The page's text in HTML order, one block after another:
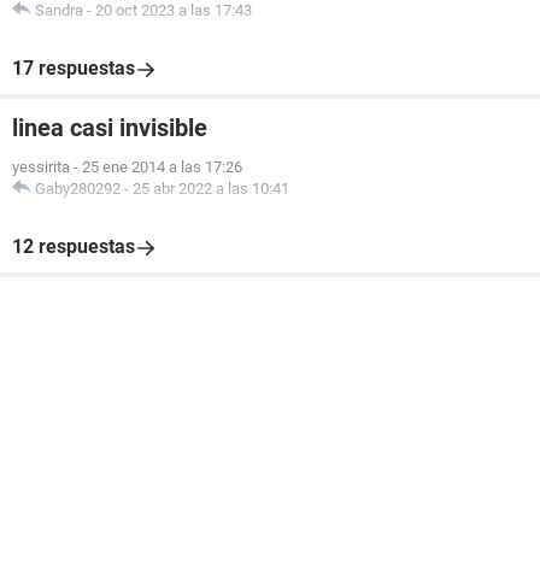
Sandra - 20 oct 2023 a las 17:43
17 respuestas
linea casi invisible
yessirita - 25 ene 2014 a las 17:26
Gaby280292 - 25 abr 2022 a las 10:41
12 respuestas